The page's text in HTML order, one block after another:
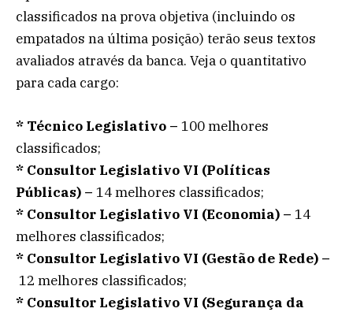
classificados na prova objetiva (incluindo os
empatados na última posição) terão seus textos
avaliados através da banca. Veja o quantitativo
para cada cargo:
* Técnico Legislativo – 100 melhores
classificados;
* Consultor Legislativo VI (Políticas
Públicas) – 14 melhores classificados;
* Consultor Legislativo VI (Economia) – 14
melhores classificados;
* Consultor Legislativo VI (Gestão de Rede) –
12 melhores classificados;
* Consultor Legislativo VI (Segurança da